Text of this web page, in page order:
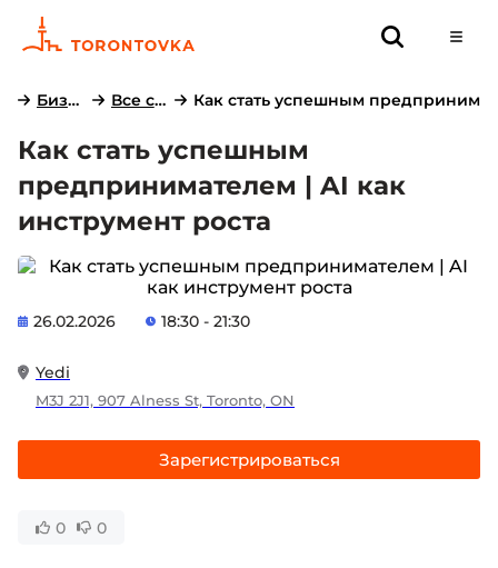
Бизнес-клуб Все семинары Как стать успешным
Как стать успешным
предпринимателем | AI как
инструмент роста
26.02.2026 18:30 - 21:30
Yedi
M3J 2J1, 907 Alness St, Toronto, ON
Зарегистрироваться
0 0